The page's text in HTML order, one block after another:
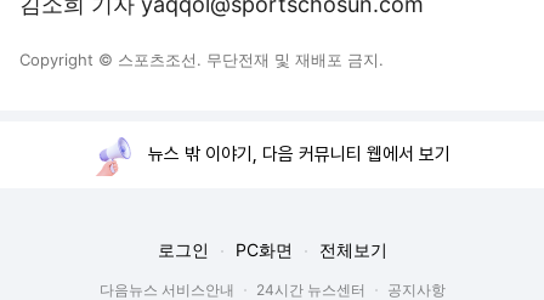
Copyright © 스포츠조선. 무단전재 및 재배포 금지.
뉴스 밖 이야기, 다음 커뮤니티 웹에서 보기
로그인 PC화면 전체보기
다음뉴스 서비스안내 24시간 뉴스센터
공지사항